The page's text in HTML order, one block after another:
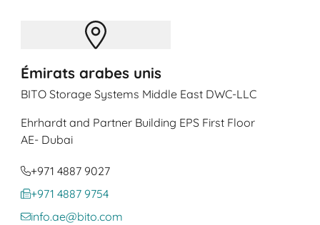
Émirats arabes unis
BITO Storage Systems Middle East DWC-LLC
Ehrhardt and Partner Building EPS First Floor
AE- Dubai
+971 4887 9027
+971 4887 9754
info.ae@bito.com